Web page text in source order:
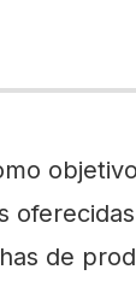
de